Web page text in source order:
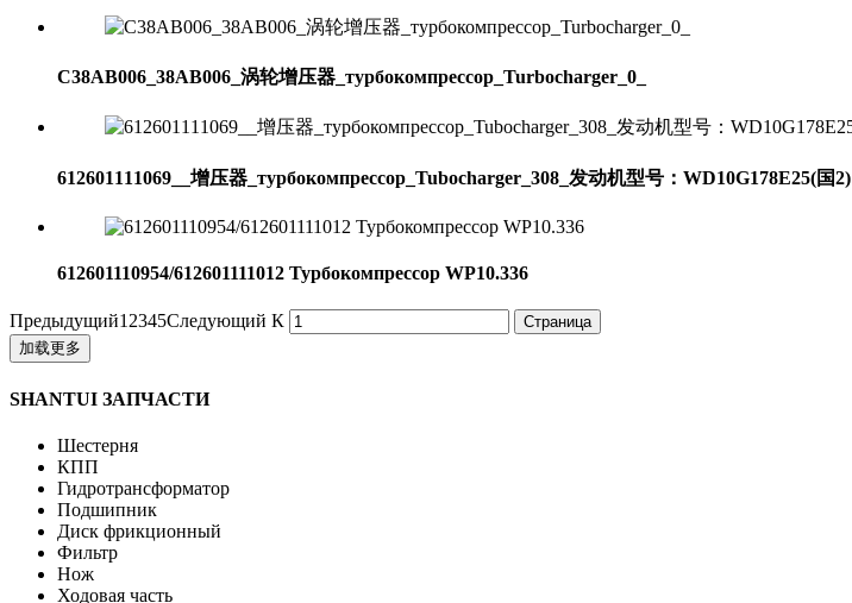
C38AB006_38AB006_涡轮增压器_турбокомпрессор_Turbocharger_0_
612601111069__增压器_турбокомпрессор_Tubocharger_308_发动机型号：WD10G178E25(国2)
612601110954/612601111012 Турбокомпрессор WP10.336
Предыдущий1 2345Следующий К
加载更多
SHANTUI ЗАПЧАСТИ
Шестерня
КПП
Гидротрансформатор
Подшипник
Диск фрикционный
Фильтр
Нож
Ходовая часть